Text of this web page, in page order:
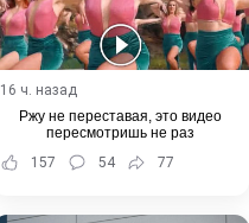
16 ч. назад
Ржу не переставая, это видео
пересмотришь не раз
157
54 77